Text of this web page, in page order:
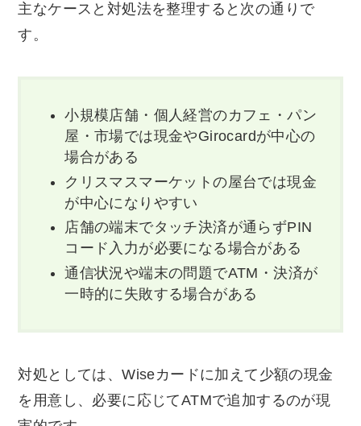
主なケースと対処法を整理すると次の通りで
す。
小規模店舗・個人経営のカフェ・パン
屋・市場では現金やGirocardが中心の
場合がある
クリスマスマーケットの屋台では現金
が中心になりやすい
店舗の端末でタッチ決済が通らずPIN
コード入力が必要になる場合がある
通信状況や端末の問題でATM・決済が
一時的に失敗する場合がある
対処としては、Wiseカードに加えて少額の現金
を用意し、必要に応じてATMで追加するのが現